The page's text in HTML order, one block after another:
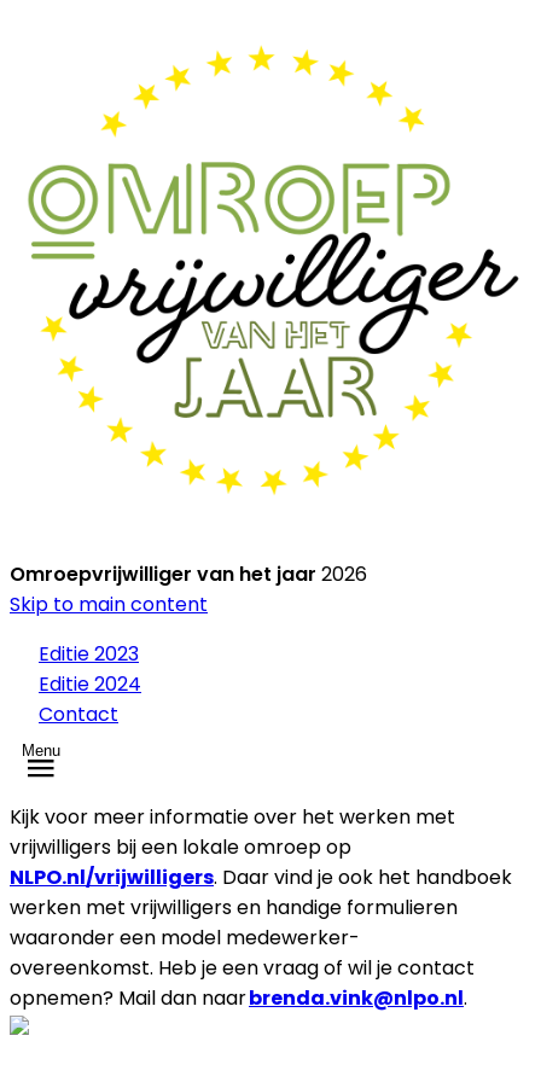
Omroepvrijwilliger van het jaar 2026
Skip to main content
Editie 2023
Editie 2024
Contact
Menu
Kijk voor meer informatie over het werken met
vrijwilligers bij een lokale omroep op
NLPO.nl/vrijwilligers. Daar vind je ook het handboek
werken met vrijwilligers en handige formulieren
waaronder een model medewerker-
overeenkomst. Heb je een vraag of wil je contact
opnemen? Mail dan naarbrenda.vink@nlpo.nl.